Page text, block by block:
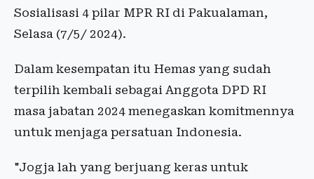
Sosialisasi 4 pilar MPR RI di Pakualaman,
Selasa (7/5/ 2024).
Dalam kesempatan itu Hemas yang sudah
terpilih kembali sebagai Anggota DPD RI
masa jabatan 2024 menegaskan komitmennya
untuk menjaga persatuan Indonesia.
"Jogja lah yang berjuang keras untuk